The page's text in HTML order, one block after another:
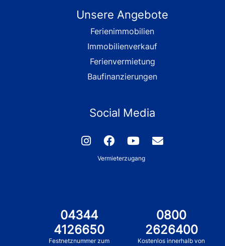
Unsere Angebote
Ferienimmobilien
Immobilienverkauf
Ferienvermietung
Baufinanzierungen
Social Media
Vermieterzugang
04344
4126650
Festnetznummer zum
0800
2626400
Kostenlos innerhalb von